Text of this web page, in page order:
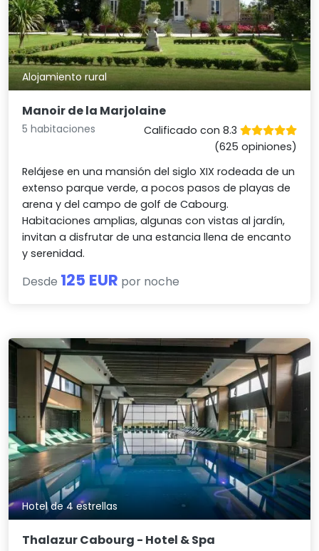
Alojamiento rural
Manoir de la Marjolaine
5 habitaciones
Calificado con 8.3
(625 opiniones)
Relájese en una mansión del siglo XIX rodeada de un
extenso parque verde, a pocos pasos de playas de
arena y del campo de golf de Cabourg.
Habitaciones amplias, algunas con vistas al jardín,
invitan a disfrutar de una estancia llena de encanto
y serenidad.
Desde 125 EUR por noche
Hotel de 4 estrellas
Thalazur Cabourg - Hotel & Spa